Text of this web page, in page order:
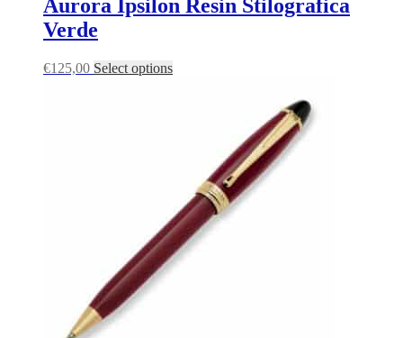
Aurora Ipsilon Resin Stilografica
Verde
€125,00 Select options